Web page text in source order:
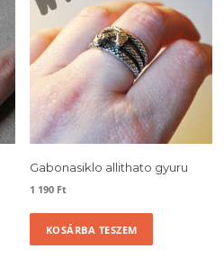
Gabonasiklo allithato gyuru
1 190 Ft
KOSÁRBA TESZEM